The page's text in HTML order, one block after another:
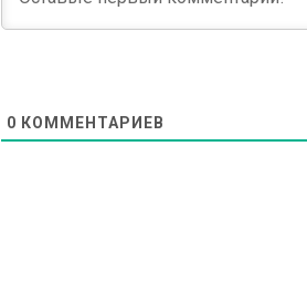
0 КОММЕНТАРИЕВ